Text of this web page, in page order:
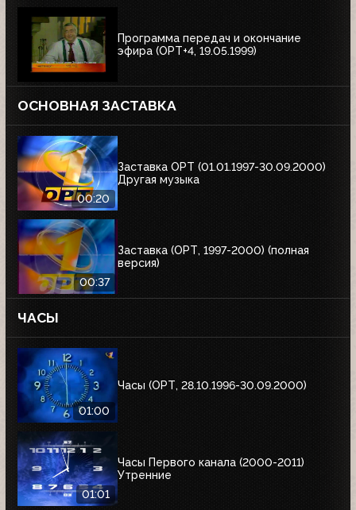
Программа передач и окончание
эфира (ОРТ+4, 19.05.1999)
ОСНОВНАЯ ЗАСТАВКА
00:20
Заставка ОРТ (01.01.1997-30.09.2000)
Другая музыка
00:37
Заставка (ОРТ, 1997-2000) (полная
версия)
ЧАСЫ
01:00
Часы (ОРТ, 28.10.1996-30.09.2000)
01:01
Часы Первого канала (2000-2011)
Утренние